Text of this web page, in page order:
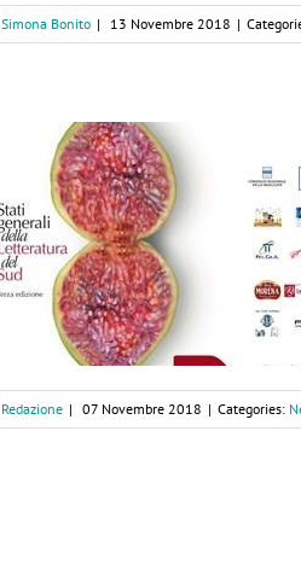
Simona Bonito | 13 Novembre 2018 |
Redazione | 07 Novembre 2018 | Categories: